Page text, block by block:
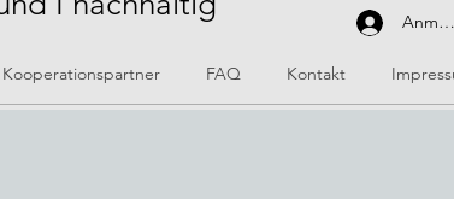
Kooperationspartner FAQ Kontakt